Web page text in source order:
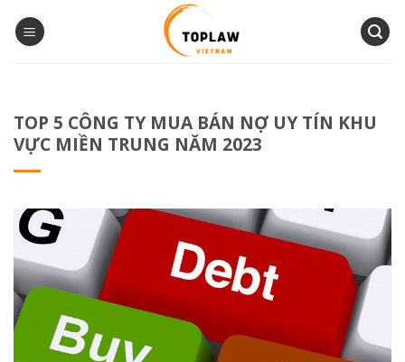
qua
TOP 5 CÔNG TY MUA BÁN NỢ UY TÍN KHU
VỰC MIỀN TRUNG NĂM 2023